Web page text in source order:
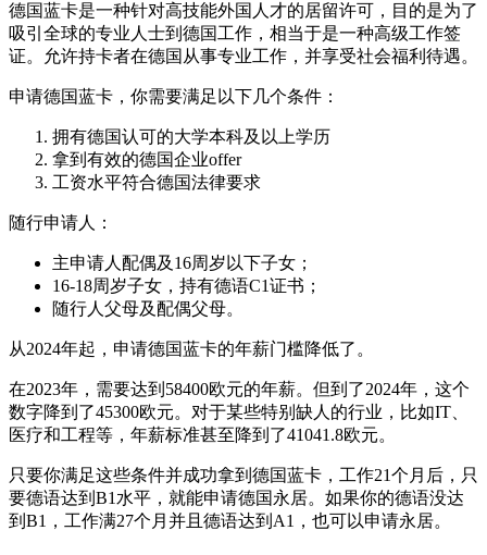
德国蓝卡是一种针对高技能外国人才的居留许可，目的是为了
吸引全球的专业人士到德国工作，相当于是一种高级工作签
证。允许持卡者在德国从事专业工作，并享受社会福利待遇。
申请德国蓝卡，你需要满足以下几个条件：
拥有德国认可的大学本科及以上学历
拿到有效的德国企业offer
工资水平符合德国法律要求
随行申请人：
主申请人配偶及16周岁以下子女；
16-18周岁子女，持有德语C1证书；
随行人父母及配偶父母。
从2024年起，申请德国蓝卡的年薪门槛降低了。
在2023年，需要达到58400欧元的年薪。但到了2024年，这个
数字降到了45300欧元。对于某些特别缺人的行业，比如IT、
医疗和工程等，年薪标准甚至降到了41041.8欧元。
只要你满足这些条件并成功拿到德国蓝卡，工作21个月后，只
要德语达到B1水平，就能申请德国永居。如果你的德语没达
到B1，工作满27个月并且德语达到A1，也可以申请永居。